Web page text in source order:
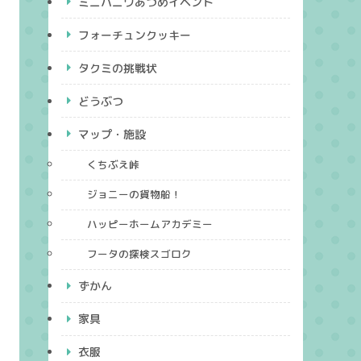
フォーチュンクッキー
タクミの挑戦状
どうぶつ
マップ・施設
くちぶえ峠
ジョニーの貨物船！
ハッピーホームアカデミー
フータの探検スゴロク
ずかん
家具
衣服